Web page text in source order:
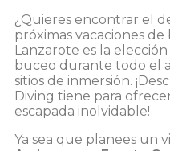
¿Quieres encontrar el
próximas vacaciones
Lanzarote es la
buceo durante todo el
sitios de inmersión.
Diving tiene para
escapada inolvidable!
Ya sea que planees un